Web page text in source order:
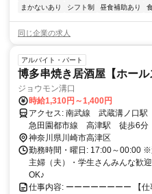
まかないあり
シフト制 昼食補助あり
同じ企業の求人
アルバイト・パート
博多串焼き居酒屋【ホール
ジョウモン溝口
時給1,310円～1,400円
アクセス: 南武線 武蔵溝ノ口駅 徒歩4分 東急田園都市線 溝の口駅 徒歩4分 東
急田園都市線 高津駅 徒歩6分
神奈川県川崎市高津区
勤務時間・曜日: 17:00～00:00
主婦（夫）・学生さんみんな歓
OK♪
仕事内容: ーーーーーーーー 【